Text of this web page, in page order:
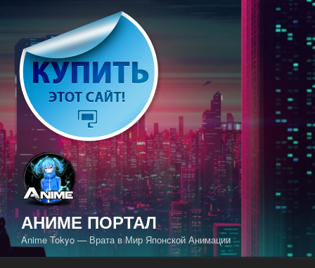
содержимому
АНИМЕ ПОРТАЛ
Anime Tokyo — Врата в Мир Японской Анимации